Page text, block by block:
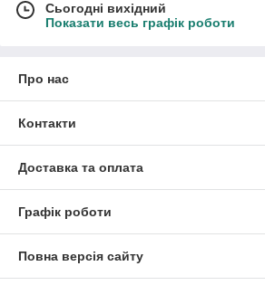
Сьогодні вихідний
Показати весь графік роботи
Про нас
Контакти
Доставка та оплата
Графік роботи
Повна версія сайту